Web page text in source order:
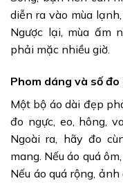
diễn ra vào mùa
Ngược lại, mùa ấm
phải mặc nhiều giờ.
Phom dáng và số đo
Một bộ áo dài đẹp
đo ngực, eo, hông,
Ngoài ra, hãy đo
mang. Nếu áo quá
Nếu áo quá rộng,